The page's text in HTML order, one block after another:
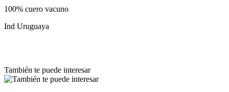
100% cuero vacuno
Ind Uruguaya
También te puede interesar